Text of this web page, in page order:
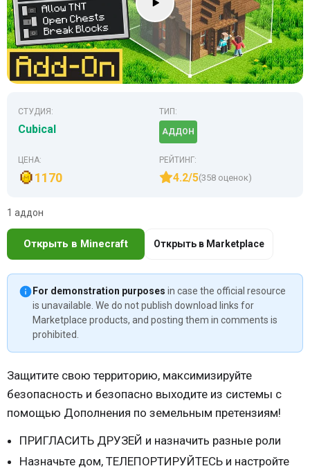
СТУДИЯ:
Cubical
ТИП:
АДДОН
ЦЕНА:
1170
РЕЙТИНГ:
4.2/5(358 оценок)
1 аддон
Открыть в Minecraft Открыть в Marketplace
For demonstration purposes in case the official resource
is unavailable. We do not publish download links for
Marketplace products, and posting them in comments is
prohibited.
Защитите свою территорию, максимизируйте
безопасность и безопасно выходите из системы с
помощью Дополнения по земельным претензиям!
ПРИГЛАСИТЬ ДРУЗЕЙ и назначить разные роли
Назначьте дом, ТЕЛЕПОРТИРУЙТЕСЬ и настройте